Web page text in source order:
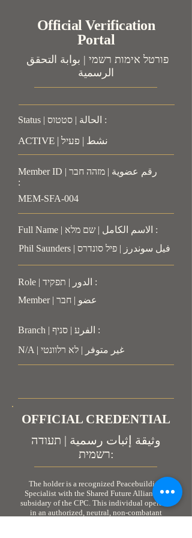
Official Verification
Portal
الرسمية
Status | الحالة | סטטוס :
ACTIVE | نشط | פעיל
Member ID | رقم عضوية | מזהה חבר
:
MEM-SFA-004
Full Name | الاسم الكامل | שם מלא :
Phil Saunders | فيل سوندرز | פיל סונדרס
Role | الدور | תפקיד :
Member | عضو | חבר
Branch | الفرע | סניף :
N/A | غير متوفر | לא רלוונטי
OFFICIAL CREDENTIAL
وثيقة إثبات رسمية | תעודה
רשמית:
The holder is a recognized Peacebuilding
Specialist with the Shared Future Alliance, a
subsidary of the CPC. This individual operates
in an authorized, neutral, non-combatant